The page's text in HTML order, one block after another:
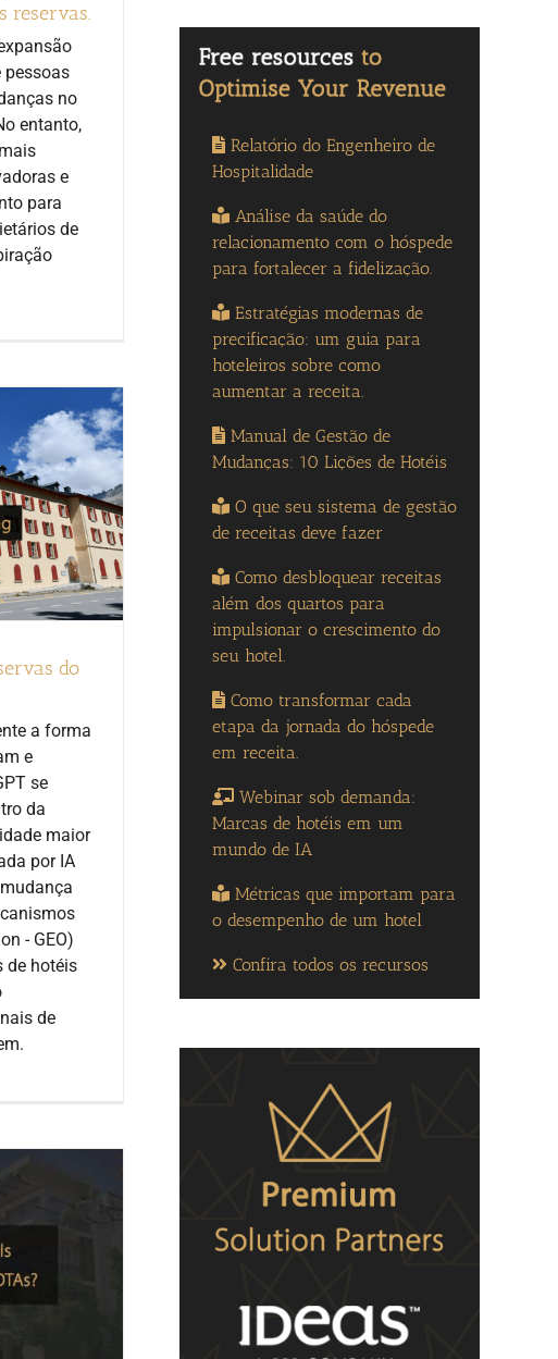
reservas.
pessoas
no
entanto,
e
para
de
do
a forma
e
se
da
maior
por IA
- GEO)
de hotéis
de
Relatório do Engenheiro de
Hospitalidade
Análise da saúde do
relacionamento com o hóspede
para fortalecer a fidelização.
Estratégias modernas de
precificação: um guia para
hoteleiros sobre como
aumentar a receita.
Manual de Gestão de
Mudanças: 10 Lições de Hotéis
O que seu sistema de gestão
de receitas deve fazer
Como desbloquear receitas
além dos quartos para
impulsionar o crescimento do
seu hotel.
Como transformar cada
etapa da jornada do hóspede
em receita.
Webinar sob demanda:
Marcas de hotéis em um
mundo de IA
Métricas que importam para
o desempenho de um hotel
Confira todos os recursos